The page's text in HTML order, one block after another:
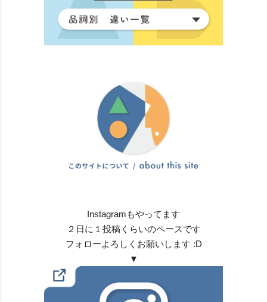
Instagramもやってます
２日に１投稿くらいのペースです
フォローよろしくお願いします :D
▼